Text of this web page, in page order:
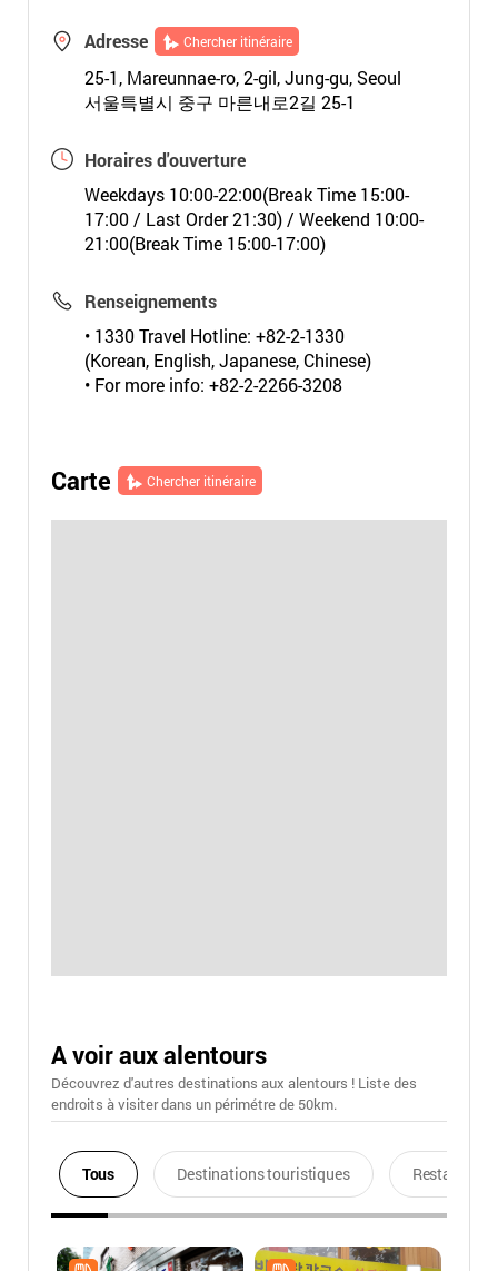
Adresse Chercher itinéraire
25-1, Mareunnae-ro, 2-gil, Jung-gu, Seoul
서울특별시 중구 마른내로2길 25-1
Horaires d'ouverture
Weekdays 10:00-22:00(Break Time 15:00-
17:00 / Last Order 21:30) / Weekend 10:00-
21:00(Break Time 15:00-17:00)
Renseignements
• 1330 Travel Hotline: +82-2-1330
(Korean, English, Japanese, Chinese)
• For more info: +82-2-2266-3208
Carte Chercher itinéraire
A voir aux alentours
Découvrez d'autres destinations aux alentours ! Liste des
endroits à visiter dans un périmétre de 50km.
Tous Destinations touristiques Restaurants